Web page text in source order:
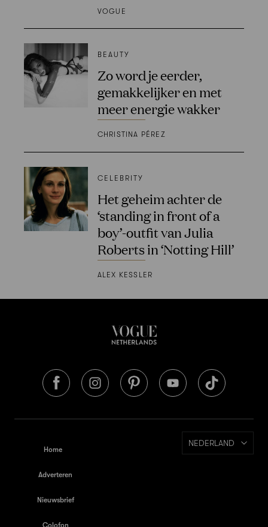
VOGUE
BEAUTY
Zo word je eerder,
gemakkelijker en met
meer energie wakker
CHRISTINA PÉREZ
CELEBRITY
Het geheim achter de
‘standing in front of a
boy’-outfit van Julia
Roberts in ‘Notting Hill’
ALEX KESSLER
Home
Adverteren
Nieuwsbrief
NEDERLAND